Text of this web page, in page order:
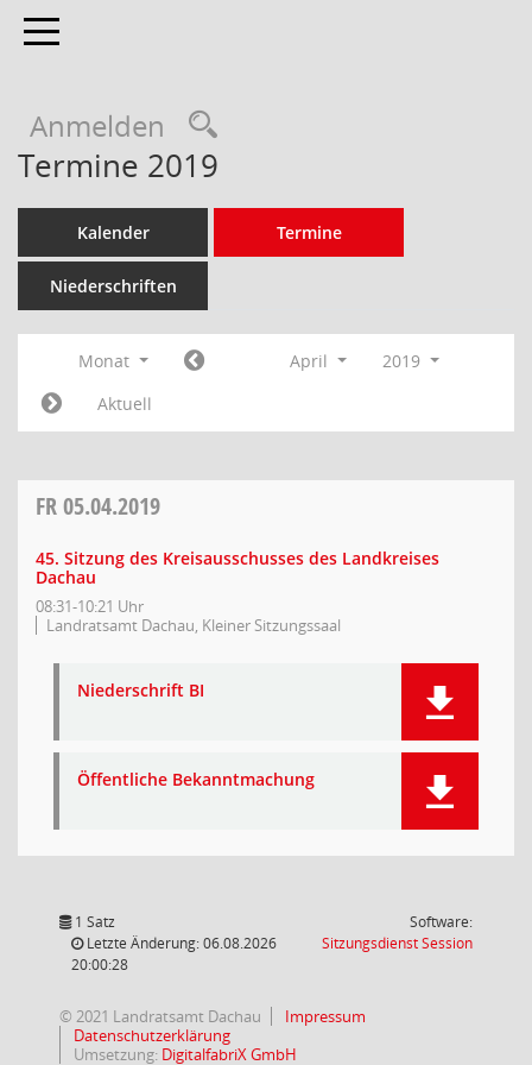
Toggle navigation
Anmelden
Termine 2019
Kalender Termine
Niederschriften
Monat April
2019
Aktuell
FR05.04.2019
45. Sitzung des Kreisausschusses des Landkreises
Dachau
08:31-10:21 Uhr
Landratsamt Dachau, Kleiner Sitzungssaal
Niederschrift BI
Öffentliche Bekanntmachung
1 Satz
Letzte Änderung: 06.08.2026
20:00:28
Software:
SitzungsdienstSession(Wird in
© 2021 Landratsamt Dachau
Impressum
Datenschutzerklärung
Umsetzung: DigitalfabriX GmbH